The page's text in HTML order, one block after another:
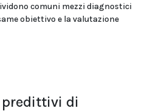
comuni mezzi diagnostici
obiettivo e la valutazione
di